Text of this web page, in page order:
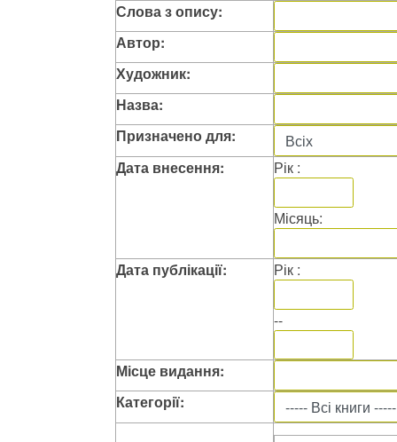
Слова з опису:
Автор:
Художник:
Назва:
Призначено для:
Дата внесення:
Рік :
Місяць:
Дата публікації: Рік :
--
Місце видання:
Категорії: